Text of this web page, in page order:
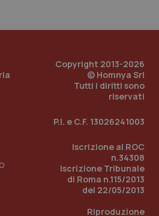
Copyright 2013-2026
© Homnya Srl
Tutti i diritti sono
riservati
P.I. e C.F. 13026241003
Iscrizione al ROC
n.34308
Iscrizione Tribunale
di Roma n.115/2013
del 22/05/2013
Riproduzione